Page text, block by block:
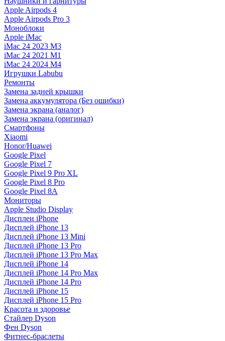
Apple Airpods 4
Apple Airpods Pro 3
Моноблоки
Apple iMac
iMac 24 2023 M3
iMac 24 2021 M1
iMac 24 2024 M4
Игрушки Labubu
Ремонты
Замена задней крышки
Замена аккумулятора (Без ошибки)
Замена экрана (аналог)
Замена экрана (оригинал)
Смартфоны
Xiaomi
Honor/Huawei
Google Pixel
Google Pixel 7
Google Pixel 9 Pro XL
Google Pixel 8 Pro
Google Pixel 8A
Мониторы
Apple Studio Display
Дисплеи iPhone
Дисплей iPhone 13
Дисплей iPhone 13 Mini
Дисплей iPhone 13 Pro
Дисплей iPhone 13 Pro Max
Дисплей iPhone 14
Дисплей iPhone 14 Pro Max
Дисплей iPhone 14 Pro
Дисплей iPhone 15
Дисплей iPhone 15 Pro
Красота и здоровье
Стайлер Dyson
Фен Dyson
Фитнес-браслеты